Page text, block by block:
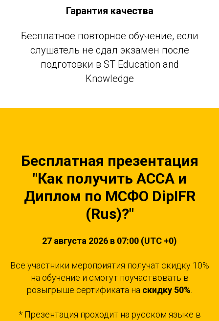
Гарантия качества
Бесплатное повторное обучение, если
слушатель не сдал экзамен после
подготовки в ST Education and
Knowledge
Бесплатная презентация
"Как получить ACCA и
Диплом по МСФО DipIFR
(Rus)?"
27 августа 2026 в 07:00 (UTC +0)
Все участники мероприятия получат скидку 10%
на обучение и смогут поучаствовать в
розыгрыше сертификата на скидку 50%.
* Презентация проходит на русском языке в